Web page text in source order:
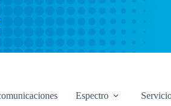
Espectro